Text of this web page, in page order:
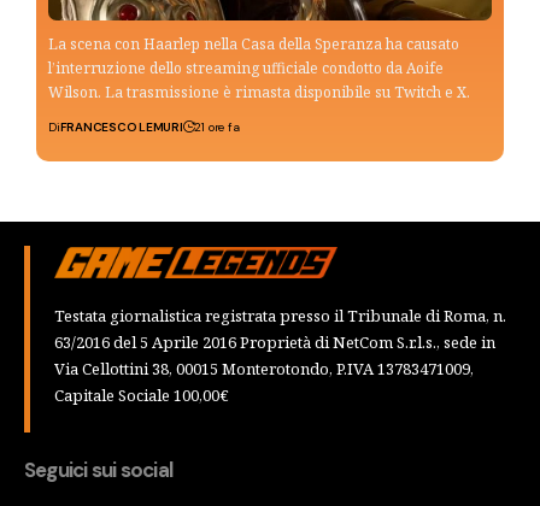
La scena con Haarlep nella Casa della Speranza ha causato
l’interruzione dello streaming ufficiale condotto da Aoife
Wilson. La trasmissione è rimasta disponibile su Twitch e X.
DiFRANCESCO LEMURI 21 ore fa
Testata giornalistica registrata presso il Tribunale di Roma, n.
63/2016 del 5 Aprile 2016 Proprietà di NetCom S.r.l.s., sede in
Via Cellottini 38, 00015 Monterotondo, P.IVA 13783471009,
Capitale Sociale 100,00€
Seguici sui social